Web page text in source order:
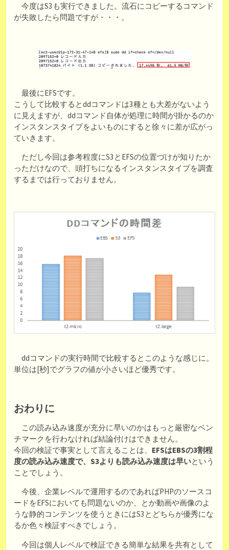
今度はS3も実行できました。流石にコピーするコマンド
が失敗したら問題ですが・・・。
最後にEFSです。
こうして比較するとddコマンドは3種とも大差がないよう
に見えますが、ddコマンド自体が処理に時間が掛かるのか
インスタンスタイプをよいものにすると徐々に差が広がっ
ていきます。
ただし今回は参考程度にS3とEFSの位置づけが知りたか
っただけなので、頭打ちになるインスタンスタイプを調査
するまでは行っておりません。
ddコマンドの実行時間で比較するとこのような感じに。
単位は[秒]でグラフの値が小さいほど優秀です。
おわりに
この読み込み速度が充分に早いのかはもっと厳密なベン
チマークを行わなければ結論付けはできません。
今回の検証で事実として言えることは、 EFSはEBSの3割程
度の読み込み速度で、S3よりも読み込み速度は早いという
ことでしょう。
今後、企業レベルで運用するのであればPHPのソースコ
ードをEFSにおいても問題ないのか、とか動画や画像のよ
うな静的コンテンツを使うときにはS3とどちらが優秀にな
るか色々検証すべきでしょう。
今回は個人レベルで検証できる簡単な結果を共有として